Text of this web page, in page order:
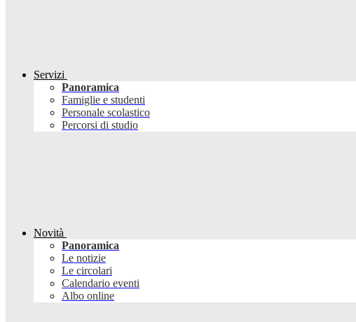
Servizi
Panoramica
Famiglie e studenti
Personale scolastico
Percorsi di studio
Novità
Panoramica
Le notizie
Le circolari
Calendario eventi
Albo online